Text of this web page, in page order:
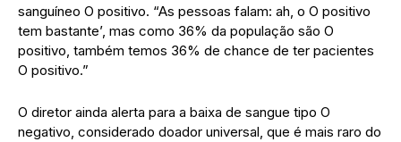
sanguíneo O positivo. “As pessoas falam: ah, o O positivo
tem bastante’, mas como 36% da população são O
positivo, também temos 36% de chance de ter pacientes
O positivo.”
O diretor ainda alerta para a baixa de sangue tipo O
negativo, considerado doador universal, que é mais raro do